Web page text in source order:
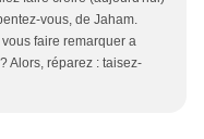
vous, de Jaham.
faire remarquer a
Alors, réparez : taisez-